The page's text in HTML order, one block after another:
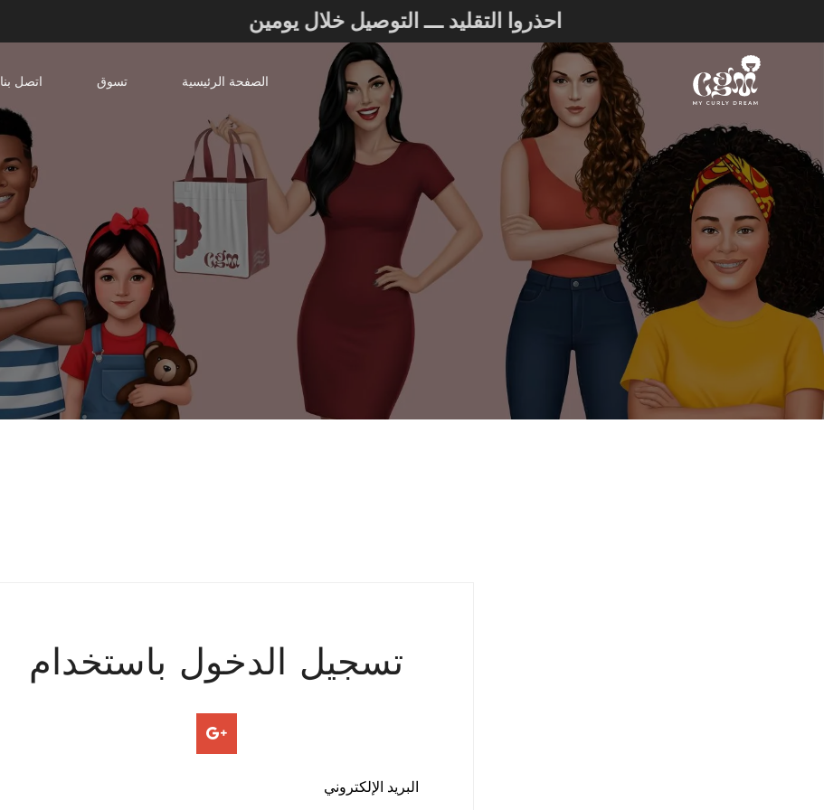
احذروا التقليد ـــ التوصيل خلال يومين
الصفحة الرئيسية تسوق اتصل بنا
تسجيل الدخول باستخدام
البريد الإلكتروني